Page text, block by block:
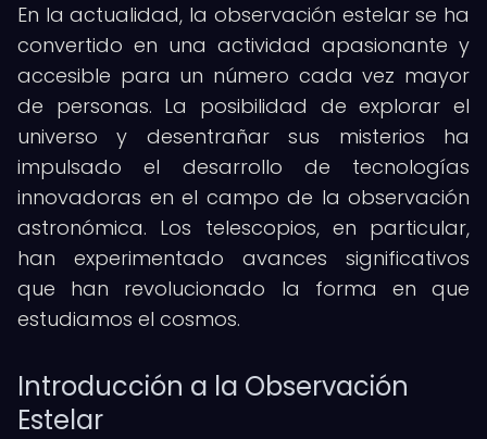
En la actualidad, la observación estelar se ha
convertido en una actividad apasionante y
accesible para un número cada vez mayor
de personas. La posibilidad de explorar el
universo y desentrañar sus misterios ha
impulsado el desarrollo de tecnologías
innovadoras en el campo de la observación
astronómica. Los telescopios, en particular,
han experimentado avances significativos
que han revolucionado la forma en que
estudiamos el cosmos.
Introducción a la Observación
Estelar